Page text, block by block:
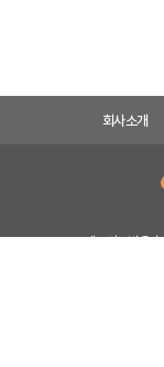
회사소개
대표자 : 박은숙